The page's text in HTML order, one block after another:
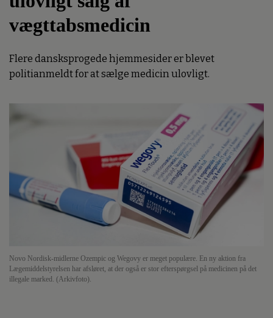
vægttabsmedicin
Flere dansksprogede hjemmesider er blevet
politianmeldt for at sælge medicin ulovligt.
Novo Nordisk-midlerne Ozempic og Wegovy er meget populære. En ny aktion fra
Lægemiddelstyrelsen har afsløret, at der også er stor efterspørgsel på medicinen på det
illegale marked. (Arkivfoto).